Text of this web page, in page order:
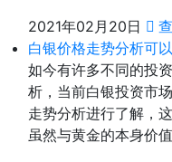
2021年02月20日
白银价格走势分析可
如今有许多不同的投
析，当前白银投资市
走势分析进行了解，
虽然与黄金的本身价